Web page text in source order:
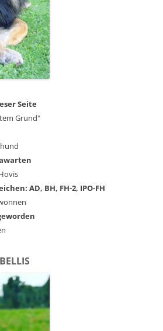
Seite
Grund"
AD, BH, FH-2, IPO-FH